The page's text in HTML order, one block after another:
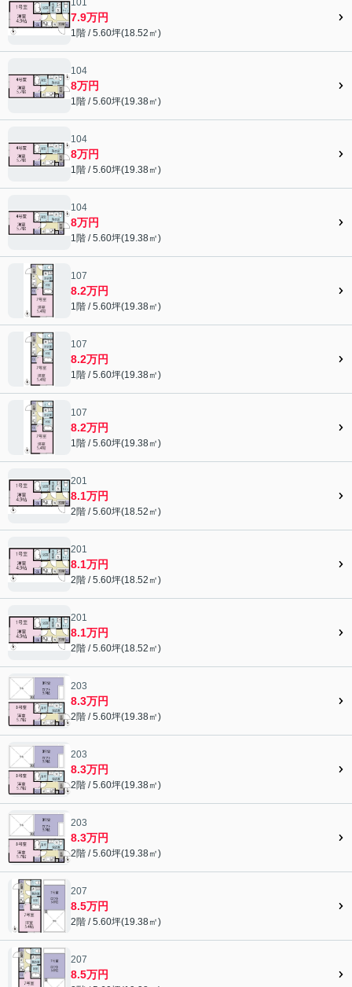
101
7.9万円
1階 / 5.60坪(18.52㎡)
104
8万円
1階 / 5.60坪(19.38㎡)
104
8万円
1階 / 5.60坪(19.38㎡)
104
8万円
1階 / 5.60坪(19.38㎡)
107
8.2万円
1階 / 5.60坪(19.38㎡)
107
8.2万円
1階 / 5.60坪(19.38㎡)
107
8.2万円
1階 / 5.60坪(19.38㎡)
201
8.1万円
2階 / 5.60坪(18.52㎡)
201
8.1万円
2階 / 5.60坪(18.52㎡)
201
8.1万円
2階 / 5.60坪(18.52㎡)
203
8.3万円
2階 / 5.60坪(19.38㎡)
203
8.3万円
2階 / 5.60坪(19.38㎡)
203
8.3万円
2階 / 5.60坪(19.38㎡)
207
8.5万円
2階 / 5.60坪(19.38㎡)
207
8.5万円